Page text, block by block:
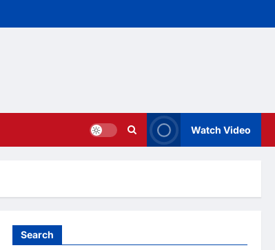
Watch Video
Search